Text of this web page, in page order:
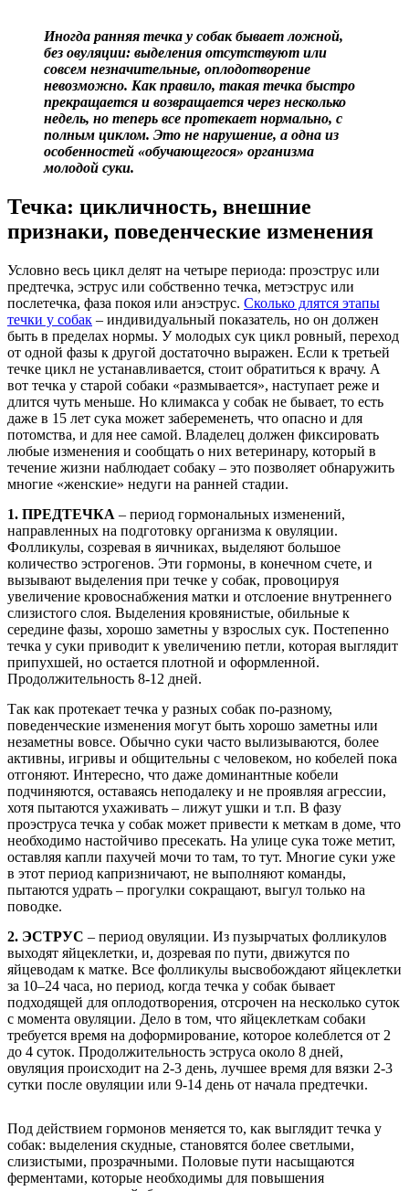
Иногда ранняя течка у собак бывает ложной,
без овуляции: выделения отсутствуют или
совсем незначительные, оплодотворение
невозможно. Как правило, такая течка быстро
прекращается и возвращается через несколько
недель, но теперь все протекает нормально, с
полным циклом. Это не нарушение, а одна из
особенностей «обучающегося» организма
молодой суки.
Течка: цикличность, внешние
признаки, поведенческие изменения
Условно весь цикл делят на четыре периода: проэструс или
предтечка, эструс или собственно течка, метэструс или
послетечка, фаза покоя или анэструс. Сколько длятся этапы
течки у собак – индивидуальный показатель, но он должен
быть в пределах нормы. У молодых сук цикл ровный, переход
от одной фазы к другой достаточно выражен. Если к третьей
течке цикл не устанавливается, стоит обратиться к врачу. А
вот течка у старой собаки «размывается», наступает реже и
длится чуть меньше. Но климакса у собак не бывает, то есть
даже в 15 лет сука может забеременеть, что опасно и для
потомства, и для нее самой. Владелец должен фиксировать
любые изменения и сообщать о них ветеринару, который в
течение жизни наблюдает собаку – это позволяет обнаружить
многие «женские» недуги на ранней стадии.
1. ПРЕДТЕЧКА – период гормональных изменений,
направленных на подготовку организма к овуляции.
Фолликулы, созревая в яичниках, выделяют большое
количество эстрогенов. Эти гормоны, в конечном счете, и
вызывают выделения при течке у собак, провоцируя
увеличение кровоснабжения матки и отслоение внутреннего
слизистого слоя. Выделения кровянистые, обильные к
середине фазы, хорошо заметны у взрослых сук. Постепенно
течка у суки приводит к увеличению петли, которая выглядит
припухшей, но остается плотной и оформленной.
Продолжительность 8-12 дней.
Так как протекает течка у разных собак по-разному,
поведенческие изменения могут быть хорошо заметны или
незаметны вовсе. Обычно суки часто вылизываются, более
активны, игривы и общительны с человеком, но кобелей пока
отгоняют. Интересно, что даже доминантные кобели
подчиняются, оставаясь неподалеку и не проявляя агрессии,
хотя пытаются ухаживать – лижут ушки и т.п. В фазу
проэструса течка у собак может привести к меткам в доме, что
необходимо настойчиво пресекать. На улице сука тоже метит,
оставляя капли пахучей мочи то там, то тут. Многие суки уже
в этот период капризничают, не выполняют команды,
пытаются удрать – прогулки сокращают, выгул только на
поводке.
2. ЭСТРУС – период овуляции. Из пузырчатых фолликулов
выходят яйцеклетки, и, дозревая по пути, движутся по
яйцеводам к матке. Все фолликулы высвобождают яйцеклетки
за 10–24 часа, но период, когда течка у собак бывает
подходящей для оплодотворения, отсрочен на несколько суток
с момента овуляции. Дело в том, что яйцеклеткам собаки
требуется время на доформирование, которое колеблется от 2
до 4 суток. Продолжительность эструса около 8 дней,
овуляция происходит на 2-3 день, лучшее время для вязки 2-3
сутки после овуляции или 9-14 день от начала предтечки.
Под действием гормонов меняется то, как выглядит течка у
собак: выделения скудные, становятся более светлыми,
слизистыми, прозрачными. Половые пути насыщаются
ферментами, которые необходимы для повышения